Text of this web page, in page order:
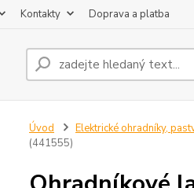
Kontakty Doprava a platba
Úvod Elektrické ohradníky,
(441555)